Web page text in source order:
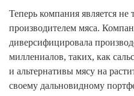
Теперь компания является
производителем мяса.
диверсифицировала
миллениалов, таких, как
и альтернативы мясу на
своему дальновидному